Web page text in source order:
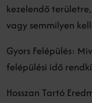
kezelendő
vagy semmilyen
Gyors Felépülés:
felépülési idő
Hosszan Tartó